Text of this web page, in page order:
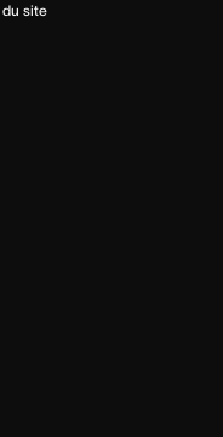
du site